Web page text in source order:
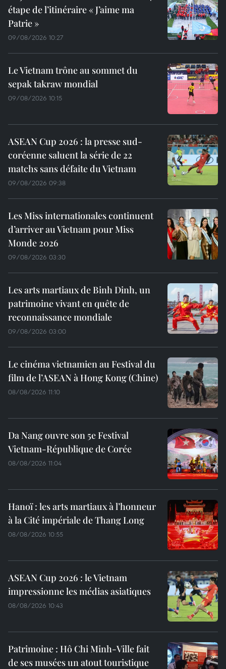
étape de l’itinéraire « J’aime ma
Patrie »
09/08/2026 10:27
Le Vietnam trône au sommet du
sepak takraw mondial
09/08/2026 10:15
ASEAN Cup 2026 : la presse sud-
coréenne saluent la série de 22
matchs sans défaite du Vietnam
09/08/2026 09:38
Les Miss internationales continuent
d’arriver au Vietnam pour Miss
Monde 2026
09/08/2026 03:30
Les arts martiaux de Binh Dinh, un
patrimoine vivant en quête de
reconnaissance mondiale
09/08/2026 03:00
Le cinéma vietnamien au Festival du
film de l’ASEAN à Hong Kong (Chine)
08/08/2026 11:10
Da Nang ouvre son 5e Festival
Vietnam-République de Corée
08/08/2026 11:04
Hanoï : les arts martiaux à l’honneur
à la Cité impériale de Thang Long
08/08/2026 10:55
ASEAN Cup 2026 : le Vietnam
impressionne les médias asiatiques
08/08/2026 10:43
Patrimoine : Hô Chi Minh-Ville fait
de ses musées un atout touristique